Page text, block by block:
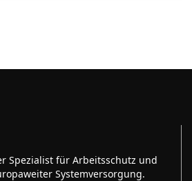
Spezialist für Arbeitsschutz und
Systemversorgung.